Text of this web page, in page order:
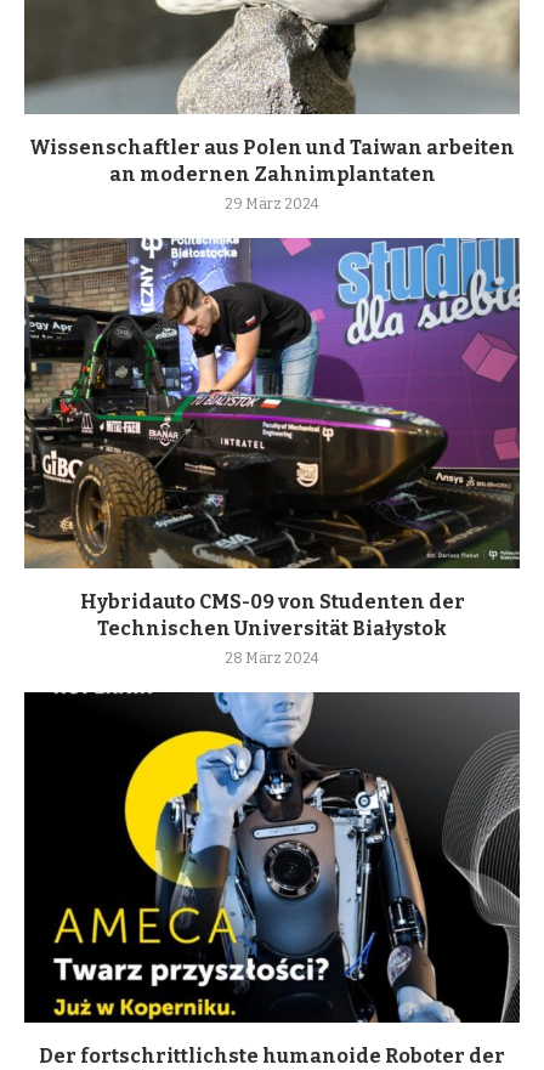
Wissenschaftler aus Polen und Taiwan arbeiten
an modernen Zahnimplantaten
29 März 2024
Hybridauto CMS-09 von Studenten der
Technischen Universität Białystok
28 März 2024
Der fortschrittlichste humanoide Roboter der